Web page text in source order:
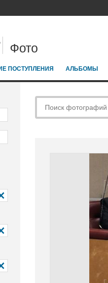
Фото
ПОСТУПЛЕНИЯ АЛЬБОМЫ